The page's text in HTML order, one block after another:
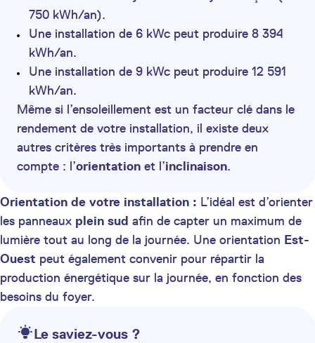
750 kWh/an).
Une installation de 6 kWc peut produire 8 394
kWh/an.
Une installation de 9 kWc peut produire 12 591
kWh/an.
Même si l’ensoleillement est un facteur clé dans le
rendement de votre installation, il existe deux
autres critères très importants à prendre en
compte : l’orientation et l’inclinaison.
Orientation de votre installation : L’idéal est d’orienter
les panneaux plein sud afin de capter un maximum de
lumière tout au long de la journée. Une orientation Est-
Ouest peut également convenir pour répartir la
production énergétique sur la journée, en fonction des
besoins du foyer.
Le saviez-vous ?